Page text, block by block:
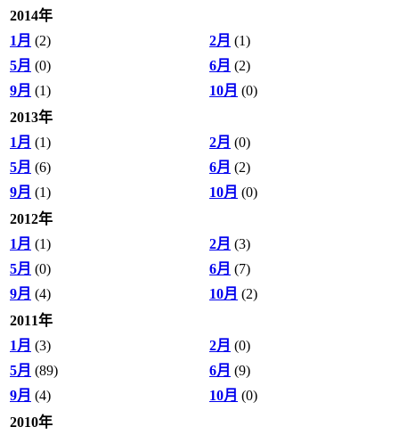
2014年
1月 (2) 2月 (1)
5月 (0) 6月 (2)
9月 (1) 10月 (0)
2013年
1月 (1) 2月 (0)
5月 (6) 6月 (2)
9月 (1) 10月 (0)
2012年
1月 (1) 2月 (3)
5月 (0) 6月 (7)
9月 (4) 10月 (2)
2011年
1月 (3) 2月 (0)
5月 (89) 6月 (9)
9月 (4) 10月 (0)
2010年